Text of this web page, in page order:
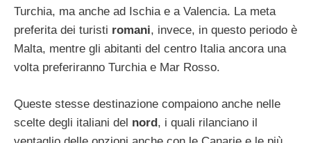
Turchia, ma anche ad Ischia e a Valencia. La meta
preferita dei turisti romani, invece, in questo periodo è
Malta, mentre gli abitanti del centro Italia ancora una
volta preferiranno Turchia e Mar Rosso.
Queste stesse destinazione compaiono anche nelle
scelte degli italiani del nord, i quali rilanciano il